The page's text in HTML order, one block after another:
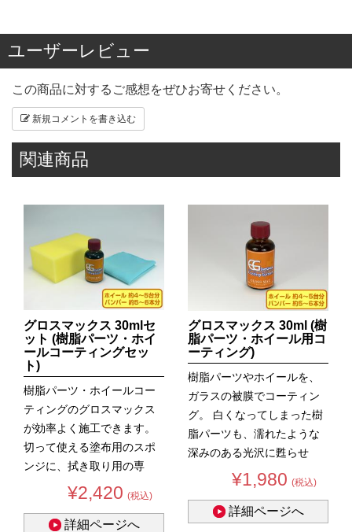
ユーザーレビュー
この商品に対するご感想をぜひお寄せください。
新規コメントを書き込む
関連商品
グロスマックス 30mlセ
ット (樹脂パーツ・ホイ
ールコーティングセッ
ト)
樹脂パーツ・ホイールコー
ティングのグロスマックス
が効率よく施工できます。
切って使える塗布用のスポ
ンジに、拭き取り用の専
¥2,420 (税込)
詳細ページへ
グロスマックス 30ml (樹
脂パーツ・ホイール用コ
ーティング)
樹脂パーツやホイールを、
ガラスの被膜でコーティン
グ。 白くなってしまった樹
脂パーツも、濡れたような
深みのある光沢に甦らせ
¥1,980 (税込)
詳細ページへ